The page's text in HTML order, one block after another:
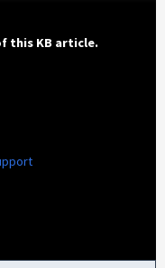
this KB article.